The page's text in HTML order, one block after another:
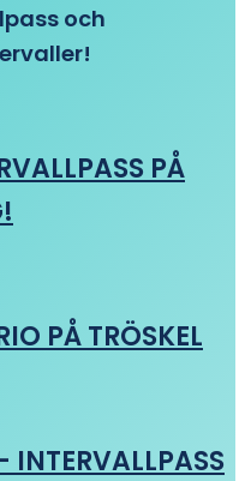
och
PÅ
PÅ TRÖSKEL
INTERVALLPASS